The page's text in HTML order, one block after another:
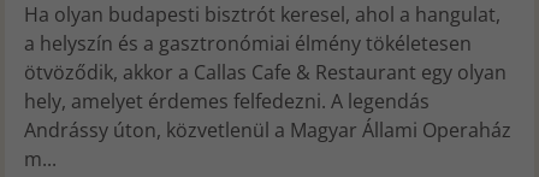
Ha olyan budapesti bisztrót keresel, ahol a hangulat,
a helyszín és a gasztronómiai élmény tökéletesen
ötvöződik, akkor a Callas Cafe & Restaurant egy olyan
hely, amelyet érdemes felfedezni. A legendás
Andrássy úton, közvetlenül a Magyar Állami Operaház
m...